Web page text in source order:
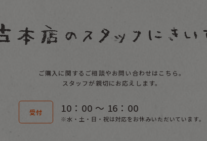
ご購入に関するご相談やお問い合わせはこちら。
スタッフが親切にお応えします。
受付 10：00 〜 16：00
※水・土・日・祝は対応をお休みいただいています。